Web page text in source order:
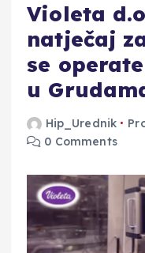
Violeta
natječaj
se
u
Hip_Urednik
0 Comments